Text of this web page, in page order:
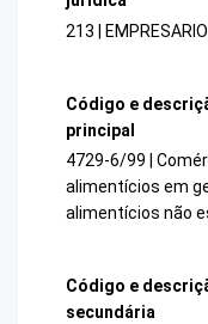
213 |
Código e
principal
4729-6/99 |
alimentícios em
alimentícios não
Código e
secundária